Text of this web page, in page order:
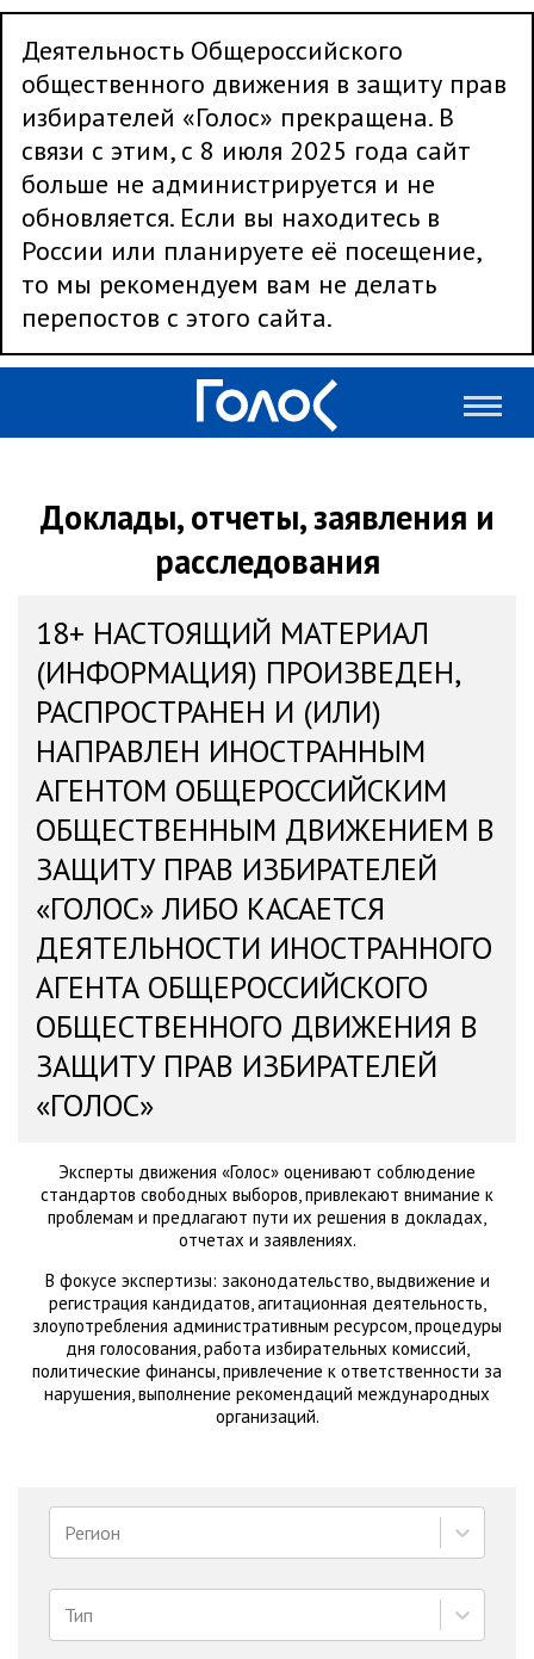
Деятельность Общероссийского
общественного движения в защиту прав
избирателей «Голос» прекращена. В
связи с этим, с 8 июля 2025 года сайт
больше не администрируется и не
обновляется. Если вы находитесь в
России или планируете её посещение,
то мы рекомендуем вам не делать
перепостов с этого сайта.
Доклады, отчеты, заявления и
расследования
18+ НАСТОЯЩИЙ МАТЕРИАЛ
(ИНФОРМАЦИЯ) ПРОИЗВЕДЕН,
РАСПРОСТРАНЕН И (ИЛИ)
НАПРАВЛЕН ИНОСТРАННЫМ
АГЕНТОМ ОБЩЕРОССИЙСКИМ
ОБЩЕСТВЕННЫМ ДВИЖЕНИЕМ В
ЗАЩИТУ ПРАВ ИЗБИРАТЕЛЕЙ
«ГОЛОС» ЛИБО КАСАЕТСЯ
ДЕЯТЕЛЬНОСТИ ИНОСТРАННОГО
АГЕНТА ОБЩЕРОССИЙСКОГО
ОБЩЕСТВЕННОГО ДВИЖЕНИЯ В
ЗАЩИТУ ПРАВ ИЗБИРАТЕЛЕЙ
«ГОЛОС»
Эксперты движения «Голос» оценивают соблюдение
стандартов свободных выборов, привлекают внимание к
проблемам и предлагают пути их решения в докладах,
отчетах и заявлениях.
В фокусе экспертизы: законодательство, выдвижение и
регистрация кандидатов, агитационная деятельность,
злоупотребления административным ресурсом, процедуры
дня голосования, работа избирательных комиссий,
политические финансы, привлечение к ответственности за
нарушения, выполнение рекомендаций международных
организаций.
Регион
Тип